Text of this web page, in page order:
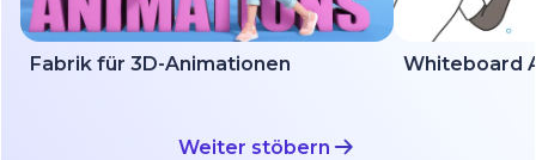
Fabrik für 3D-Animationen Whiteboard
Weiter stöbern